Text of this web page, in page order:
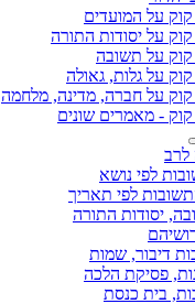
על המועדים
על יסודות התורה
על תשובה
על גלות, גאולה
על חברה, מדינה, מלחמה
- מאמרים שונים
לפי נושא
לפי תאריך
יסודות התורה
דיבור, שמות
פסיקת הלכה
בית כנסת